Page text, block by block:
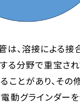
は、溶接による
る分野で重宝さ
ことがあり、その
動グラインダー